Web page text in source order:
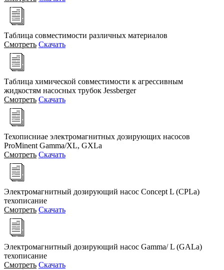
Таблица совместимости различных материалов
Смотреть Скачать
Таблица химической совместимости к агрессивным
жидкостям насосных трубок Jessberger
Смотреть Скачать
Техописниае электромагнитных дозирующих насосов
ProMinent Gamma/XL, GXLa
Смотреть Скачать
Электромагнитный дозирующий насос Concept L (CPLa)
техописание
Смотреть Скачать
Электромагнитный дозирующий насос Gamma/ L (GALa)
техописание
Смотреть Скачать